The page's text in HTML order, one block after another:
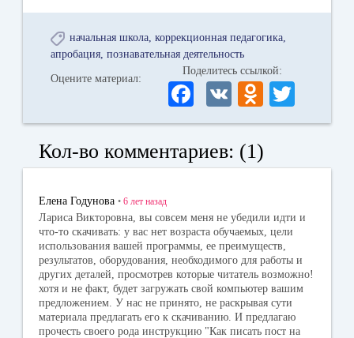
начальная школа коррекционная педагогика
апробация познавательная деятельность
Оцените материал:
Поделитесь ссылкой:
Fa
ce
bo
ok
V
K
O
dn
la
ni
ki
wi
r
Кол-во комментариев: (1)
Елена Годунова • 6 лет назад
Лариса Викторовна, вы совсем меня не убедили идти и
что-то скачивать: у вас нет возраста обучаемых, цели
использования вашей программы, ее преимуществ,
результатов, оборудования, необходимого для работы и
других деталей, просмотрев которые читатель возможно!
хотя и не факт, будет загружать свой компьютер вашим
предложением. У нас не принято, не раскрывая сути
материала предлагать его к скачиванию. И предлагаю
прочесть своего рода инструкцию "Как писать пост на